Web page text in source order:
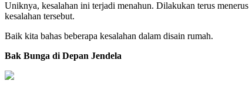
Uniknya, kesalahan ini terjadi menahun. Dilakukan terus
kesalahan tersebut.
Baik kita bahas beberapa kesalahan dalam disain rumah.
Bak Bunga di Depan Jendela